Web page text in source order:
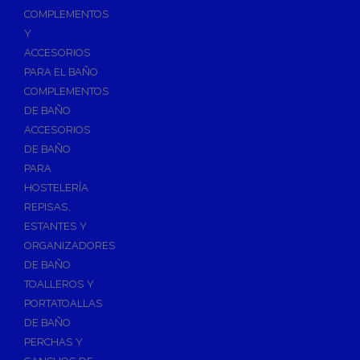
Válvulas para Calefacción
Válv. Mezcladora Termostática
Válvulas Motorizadas
Válvulas de Seguridad
Colectores de Calefacción
Bombas de Calor
Bombas de calor para ACS
Cocinas
Extractores de Cocina
Fregaderos
Grifería de Fregadero
Recambios de fregadero
Contra Incendios
COMPLEMENTOS
Y
ACCESORIOS
PARA EL BAÑO
COMPLEMENTOS
DE BAÑO
ACCESORIOS
DE BAÑO
PARA
HOSTELERÍA
REPISAS,
ESTANTES Y
ORGANIZADORES
DE BAÑO
TOALLEROS Y
PORTATOALLAS
DE BAÑO
PERCHAS Y